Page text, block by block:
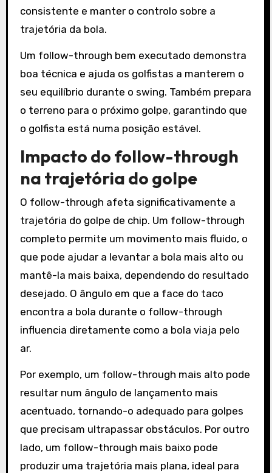
consistente e manter o controlo sobre a
trajetória da bola.
Um follow-through bem executado demonstra
boa técnica e ajuda os golfistas a manterem o
seu equilíbrio durante o swing. Também prepara
o terreno para o próximo golpe, garantindo que
o golfista está numa posição estável.
Impacto do follow-through
na trajetória do golpe
O follow-through afeta significativamente a
trajetória do golpe de chip. Um follow-through
completo permite um movimento mais fluido, o
que pode ajudar a levantar a bola mais alto ou
mantê-la mais baixa, dependendo do resultado
desejado. O ângulo em que a face do taco
encontra a bola durante o follow-through
influencia diretamente como a bola viaja pelo
ar.
Por exemplo, um follow-through mais alto pode
resultar num ângulo de lançamento mais
acentuado, tornando-o adequado para golpes
que precisam ultrapassar obstáculos. Por outro
lado, um follow-through mais baixo pode
produzir uma trajetória mais plana, ideal para